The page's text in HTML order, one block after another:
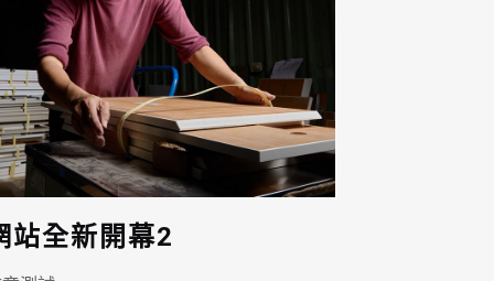
站全新開幕2